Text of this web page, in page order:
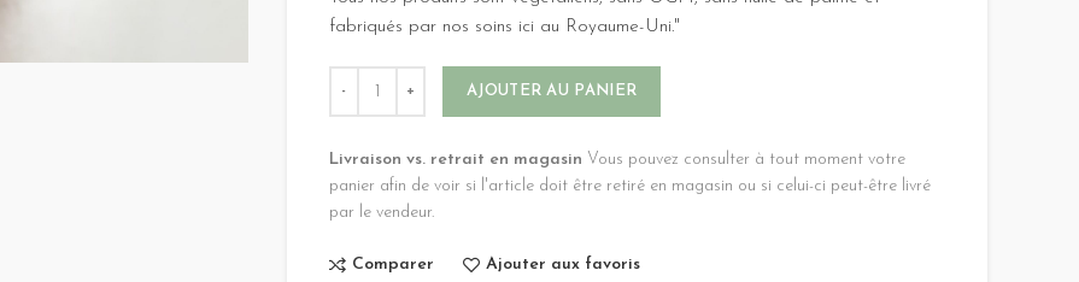
fabriqués par nos soins ici au Royaume-Uni."
AJOUTER AU PANIER
Livraison vs. retrait en magasin Vous pouvez consulter à tout moment votre
panier afin de voir si l'article doit être retiré en magasin ou si celui-ci peut-être livré
par le vendeur.
Comparer Ajouter aux favoris